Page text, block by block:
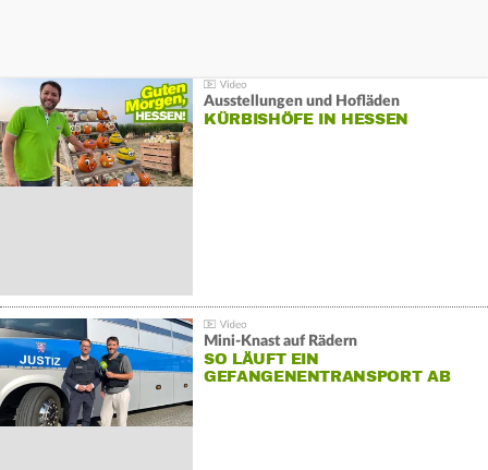
Ausstellungen und Hofläden
KÜRBISHÖFE IN HESSEN
Mini-Knast auf Rädern
SO LÄUFT EIN
GEFANGENENTRANSPORT AB